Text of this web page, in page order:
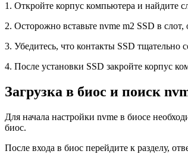
1. Откройте корпус компьютера и найдите
2. Осторожно вставьте nvme m2 SSD в
3. Убедитесь, что контакты SSD тщательно
4. После установки SSD закройте корпус
Загрузка в биос и поиск
Для начала настройки nvme в биосе
биос.
После входа в биос перейдите к разделу,